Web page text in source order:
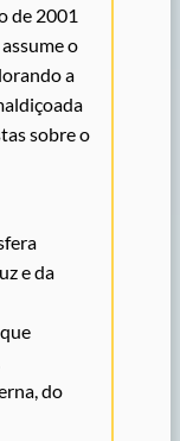
de 2001
o
a
sobre o
e da
do